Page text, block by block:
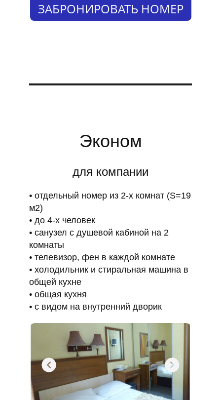
ЗАБРОНИРОВАТЬ НОМЕР
Эконом
для компании
отдельный номер из 2-х комнат (S=19
м2)
до 4-х человек
санузел с душевой кабиной на 2
комнаты
телевизор, фен в каждой комнате
холодильник и стиральная машина в
общей кухне
общая кухня
с видом на внутренний дворик